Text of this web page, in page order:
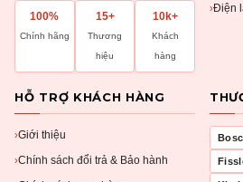
100%
Chính hãng
15+
Thương
hiệu
10k+
Khách
hàng
›Điện
HỖ TRỢ KHÁCH HÀNG
›Giới thiệu
›Chính sách đổi trả & Bảo hành